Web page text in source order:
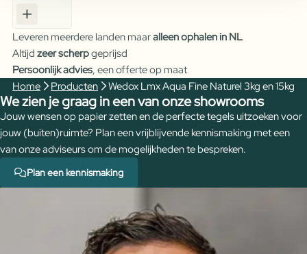
Lmx
Fine
Naturel
3kg
en
15kg
aantal
Leveren meerdere landen maaralleen ophalen in NL
Altijd zeer scherpgeprijsd
Persoonlijk advies, een offerte op maat
Home
Producten Wedox Lmx Aqua Fine Naturel 3kg en 15kg
We zien je graag in een van onze showrooms
Jouw wensen op papier zetten en de perfecte tegels uitzoeken voor
jouw (buiten)ruimte? Plan een vrijblijvende kennismaking met een
van onze adviseurs om de mogelijkheden te bespreken.
Plan een kennismaking